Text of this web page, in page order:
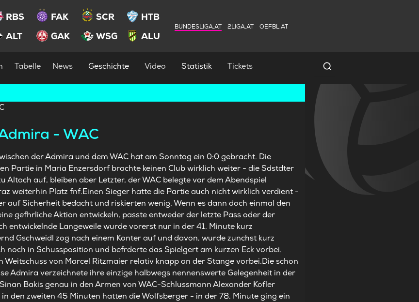
RBS FAK SCR
HTB
ALT GAK WSG ALU
BUNDESLIGA.AT 2LIGA.AT OEFBL.AT
Tabelle News Geschichte Video Statistik Tickets Spielersuche
- WAC
der Admira und dem WAC hat am Sonntag ein 0:0 gebracht. Die
Partie in Maria Enzersdorf brachte keinen Club wirklich weiter - die Sdstdter
Altach auf, bleiben aber Letzter, der WAC belegte vor dem Abendspiel
weiterhin Platz fnf.Einen Sieger hatte die Partie auch nicht wirklich verdient -
auf Sicherheit bedacht und riskierten wenig. Wenn es dann doch einmal den
gefhrliche Aktion entwickeln, passte entweder der letzte Pass oder der
entwickelnde Langeweile wurde vorerst nur in der 41. Minute kurz
Gschweidl zog nach einem Konter auf und davon, wurde zunchst kurz
noch in Schussposition und befrderte das Spielgert am kurzen Eck vorbei.
Weitschuss von Marcel Ritzmaier relativ knapp an der Stange vorbei.Die schon
Admira verzeichnete ihre einzige halbwegs nennenswerte Gelegenheit in der
Bakis genau in den Armen von WAC-Schlussmann Alexander Kofler
in den zweiten 45 Minuten hatten die Wolfsberger - in der 78. Minute ging ein